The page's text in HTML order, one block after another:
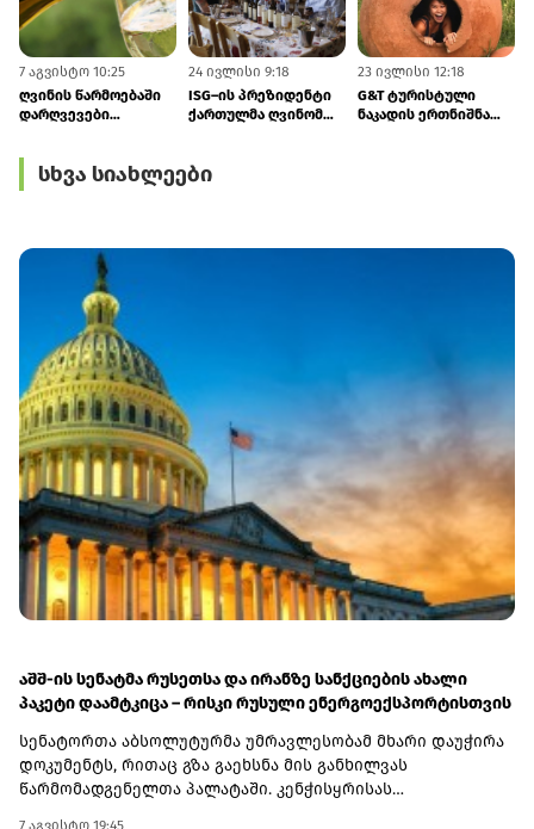
7 აგვისტო 10:25
ღვინის წარმოებაში
დარღვევები
24 ივლისი 9:18
ISG–ის პრეზიდენტი
ქართულმა ღვინომ
23 ივლისი 12:18
G&T ტურისტული
ნაკადის ერთნიშნა
სხვა სიახლეები
აშშ-ის სენატმა რუსეთსა და ირანზე სანქციების ახალი
პაკეტი დაამტკიცა – რისკი რუსული ენერგოექსპორტისთვის
სენატორთა აბსოლუტურმა უმრავლესობამ მხარი დაუჭირა
დოკუმენტს, რითაც გზა გაეხსნა მის განხილვას
წარმომადგენელთა პალატაში. კენჭისყრისას
7 აგვისტო 19:45